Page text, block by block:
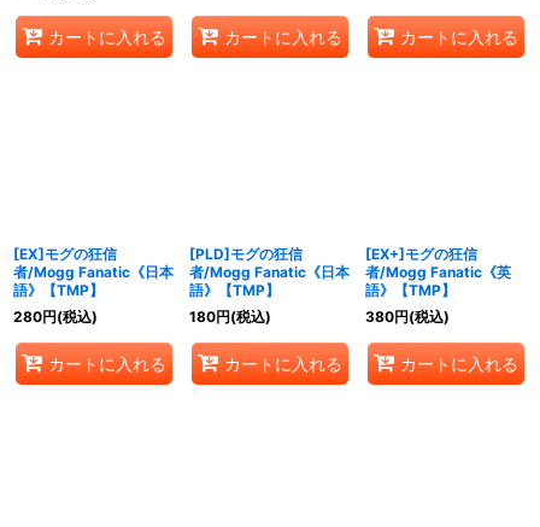
カートに入れる カートに入れる カートに入れる
[EX]モグの狂信
者/Mogg Fanatic《日本
語》【TMP】
280円(税込)
カートに入れる
[PLD]モグの狂信
者/Mogg Fanatic《日本
語》【TMP】
180円(税込)
カートに入れる
[EX+]モグの狂信
者/Mogg Fanatic《英
語》【TMP】
380円(税込)
カートに入れる